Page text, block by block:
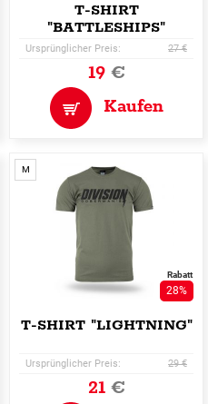
T-SHIRT
"BATTLESHIPS"
Ursprünglicher Preis: 27 €
19€
Kaufen
M
Rabatt
28%
T-SHIRT "LIGHTNING"
Ursprünglicher Preis: 29 €
21€